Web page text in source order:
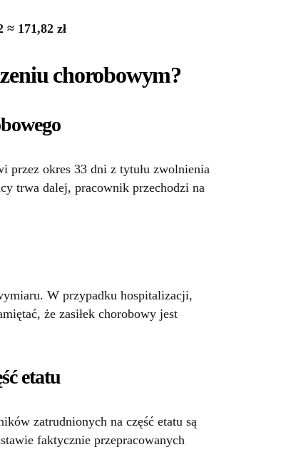
≈ 171,82 zł
chorobowym?
przez okres 33 dni z tytułu zwolnienia
trwa dalej, pracownik przechodzi na
W przypadku hospitalizacji,
że zasiłek chorobowy jest
etatu
zatrudnionych na część etatu są
faktycznie przepracowanych